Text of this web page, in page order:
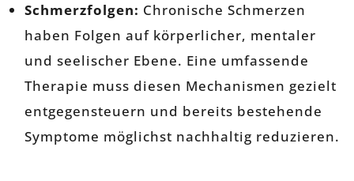
Schmerzfolgen: Chronische Schmerzen
haben Folgen auf körperlicher, mentaler
und seelischer Ebene. Eine umfassende
Therapie muss diesen Mechanismen gezielt
entgegensteuern und bereits bestehende
Symptome möglichst nachhaltig reduzieren.